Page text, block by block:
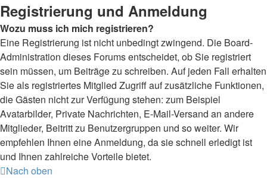
Registrierung und Anmeldung
Wozu muss ich mich registrieren?
Eine Registrierung ist nicht unbedingt zwingend. Die Board-
Administration dieses Forums entscheidet, ob Sie registriert
sein müssen, um Beiträge zu schreiben. Auf jeden Fall erhalten
Sie als registriertes Mitglied Zugriff auf zusätzliche Funktionen,
die Gästen nicht zur Verfügung stehen: zum Beispiel
Avatarbilder, Private Nachrichten, E-Mail-Versand an andere
Mitglieder, Beitritt zu Benutzergruppen und so weiter. Wir
empfehlen Ihnen eine Anmeldung, da sie schnell erledigt ist
und Ihnen zahlreiche Vorteile bietet.
Nach oben